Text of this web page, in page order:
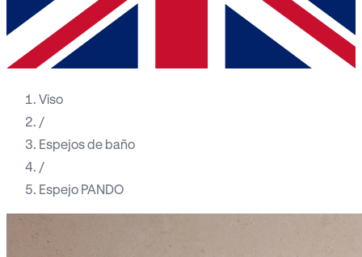
Viso
/
Espejos de baño
/
Espejo PANDO